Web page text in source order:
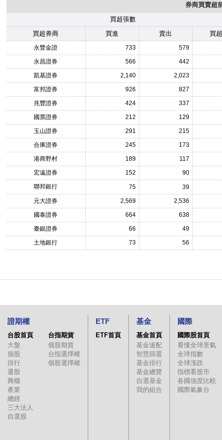
券商買賣超
買超張數
買超券商
買進 賣出 買
永豐金證 733
579
永昌證券
566
442
凱基證券
2,140
2,023
富邦證券
926
827
兆豐證券
424
337
國票證券
212
129
玉山證券
291
215
合庫證券
245
173
港商野村
189
117
宏遠證券
152
90
聯邦銀行
75
39
元大證券
2,569
2,536
國泰證券
664
638
臺銀證券
66
49
土地銀行
73 56
證期權
台股首頁
大盤
個股
排行
選股
興櫃
產業
總經
三大法人
自選股
台指期貨
個股期貨
台指選擇權
個股選擇權
ETF
ETF首頁
基金
基金首頁
基金速配
智慧篩選
基金排行
基金總覽
自選基金
我的組合
國際
國際股首頁
看懂全球景氣
全球指數
全球漲跌
指標看股市
各國強度比較
國際氣象台